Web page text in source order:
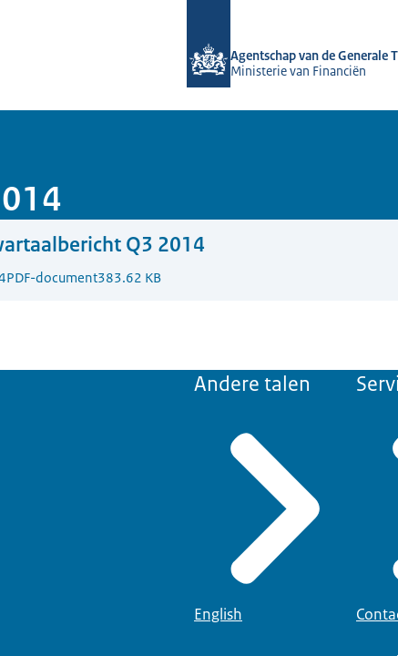
Agentschap van de Generale
Ministerie van Financiën
Q3 2014
PDF-document383.62 KB
Andere talen
English